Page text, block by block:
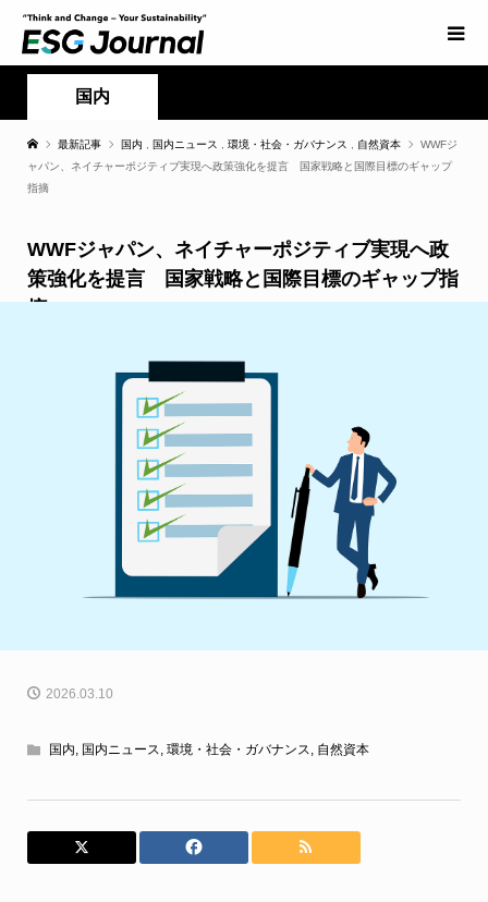
国内
最新記事 国内 国内ニュース 環境・社会・ガバナンス 自然資本
WWFジ
ャパン、ネイチャーポジティブ実現へ政策強化を提言 国家戦略と国際目標のギャップ
指摘
WWFジャパン、ネイチャーポジティブ実現へ政
策強化を提言 国家戦略と国際目標のギャップ指
摘
2026.03.10
国内, 国内ニュース, 環境・社会・ガバナンス, 自然資本